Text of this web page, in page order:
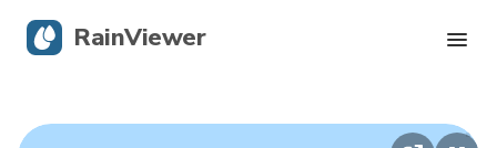
RainViewer